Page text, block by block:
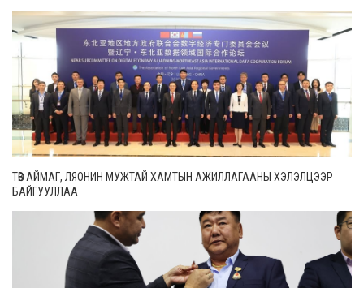
ТӨВ АЙМАГ, ЛЯОНИН МУЖТАЙ ХАМТЫН АЖИЛЛАГААНЫ ХЭЛЭЛЦЭЭР
БАЙГУУЛЛАА